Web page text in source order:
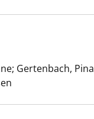
; Gertenbach, Pina